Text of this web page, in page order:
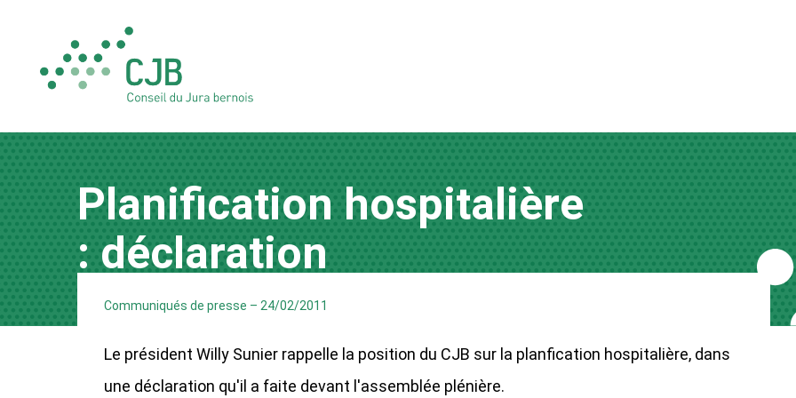
Planification hospitalière
: déclaration
Communiqués de presse – 24/02/2011
Le président Willy Sunier rappelle la position du CJB sur la planfication hospitalière, dans
une déclaration qu'il a faite devant l'assemblée plénière.